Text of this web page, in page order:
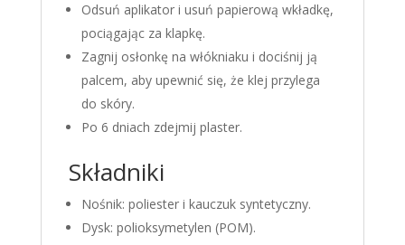
Odsuń aplikator i usuń papierową wkładkę,
pociągając za klapkę.
Zagnij osłonkę na włókniaku i dociśnij ją
palcem, aby upewnić się, że klej przylega
do skóry.
Po 6 dniach zdejmij plaster.
Składniki
Nośnik: poliester i kauczuk syntetyczny.
Dysk: polioksymetylen (POM).